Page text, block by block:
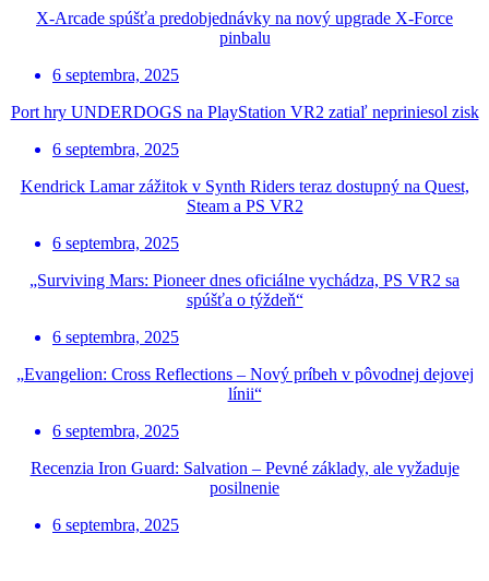
X-Arcade spúšťa predobjednávky na nový upgrade X-Force
pinbalu
6 septembra, 2025
Port hry UNDERDOGS na PlayStation VR2 zatiaľ nepriniesol zisk
6 septembra, 2025
Kendrick Lamar zážitok v Synth Riders teraz dostupný na Quest,
Steam a PS VR2
6 septembra, 2025
„Surviving Mars: Pioneer dnes oficiálne vychádza, PS VR2 sa
spúšťa o týždeň“
6 septembra, 2025
„Evangelion: Cross Reflections – Nový príbeh v pôvodnej dejovej
línii“
6 septembra, 2025
Recenzia Iron Guard: Salvation – Pevné základy, ale vyžaduje
posilnenie
6 septembra, 2025